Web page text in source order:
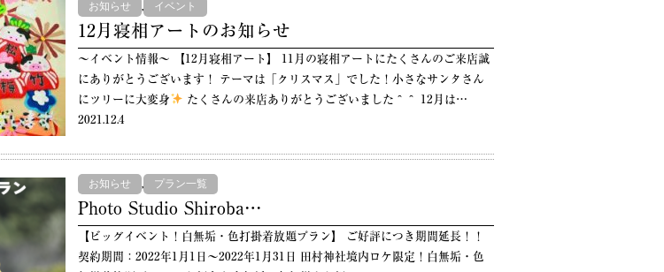
お知らせ イベント
12月寝相アートのお知らせ
〜イベント情報〜 【12月寝相アート】 11月の寝相アートにたくさんのご来店誠
にありがとうございます！ テーマは「クリスマス」でした！小さなサンタさん
にツリーに大変身
たくさんの来店ありがとうございました＾＾ 12月は…
2021.12.4
お知らせ プラン一覧
Photo Studio Shiroba…
【ビッグイベント！白無垢・色打掛着放題プラン】 ご好評につき期間延長！！
契約期間：2022年1月1日〜2022年1月31日 田村神社境内ロケ限定！白無垢・色